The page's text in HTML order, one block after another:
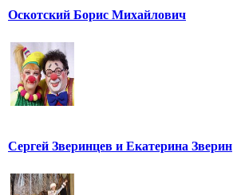
Оскотский Борис Михайлович
Сергей Зверинцев и Екатерина Зверин